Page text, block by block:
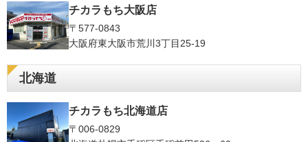
チカラもち大阪店
〒577-0843
大阪府東大阪市荒川3丁目25-19
北海道
チカラもち北海道店
〒006-0829